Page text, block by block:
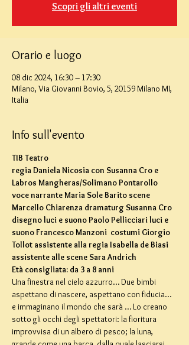
Scopri gli altri eventi
Orario e luogo
08 dic 2024, 16:30 – 17:30
Milano, Via Giovanni Bovio, 5, 20159 Milano MI,
Italia
Info sull'evento
TIB Teatro
regia Daniela Nicosia con Susanna Cro e
Labros Mangheras/Solimano Pontarollo
voce narrante Maria Sole Barito scene
Marcello Chiarenza dramaturg Susanna Cro
disegno luci e suono Paolo Pellicciari luci e
suono Francesco Manzoni  costumi Giorgio
Tollot assistente alla regia Isabella de Biasi
assistente alle scene Sara Andrich
Età consigliata: da 3 a 8 anni
Una finestra nel cielo azzurro… Due bimbi
aspettano di nascere, aspettano con fiducia…
e immaginano il mondo che sarà … Lo creano
sotto gli occhi degli spettatori: la fioritura
improvvisa di un albero di pesco; la luna,